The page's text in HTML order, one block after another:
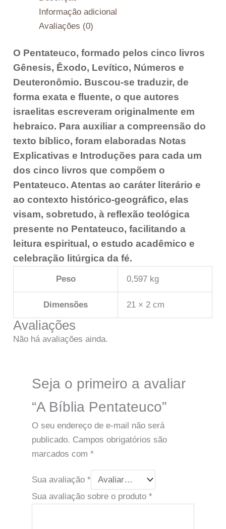
Informação adicional
Avaliações (0)
O Pentateuco, formado pelos cinco livros
Gênesis, Êxodo, Levítico, Números e
Deuteronômio. Buscou-se traduzir, de
forma exata e fluente, o que autores
israelitas escreveram originalmente em
hebraico. Para auxiliar a compreensão do
texto bíblico, foram elaboradas Notas
Explicativas e Introduções para cada um
dos cinco livros que compõem o
Pentateuco. Atentas ao caráter literário e
ao contexto histórico-geográfico, elas
visam, sobretudo, à reflexão teológica
presente no Pentateuco, facilitando a
leitura espiritual, o estudo acadêmico e
celebração litúrgica da fé.
Peso 0,597 kg
Dimensões 21 × 2 cm
Avaliações
Não há avaliações ainda.
Seja o primeiro a avaliar
“A Bíblia Pentateuco”
O seu endereço de e-mail não será
publicado. Campos obrigatórios são
marcados com *
Sua avaliação *
Sua avaliação sobre o produto *